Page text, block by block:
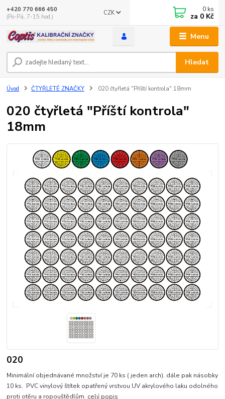
Menu
CZK
Hledat
+420 770 666 450
(Po-Pá, 7-15 hod.)
0 ks
za 0 Kč
Úvod ČTYŘLETÉ ZNAČKY 020 čtyřletá "Příští kontrola" 18mm
020 čtyřletá "Příští kontrola"
18mm
020
Minimální objednávané množství je 70 ks ( jeden arch). dále pak násobky
10 ks. PVC vinylový štítek opatřený vrstvou UV akrylového laku odolného
proti otěru a ropouštědlům. celý popis